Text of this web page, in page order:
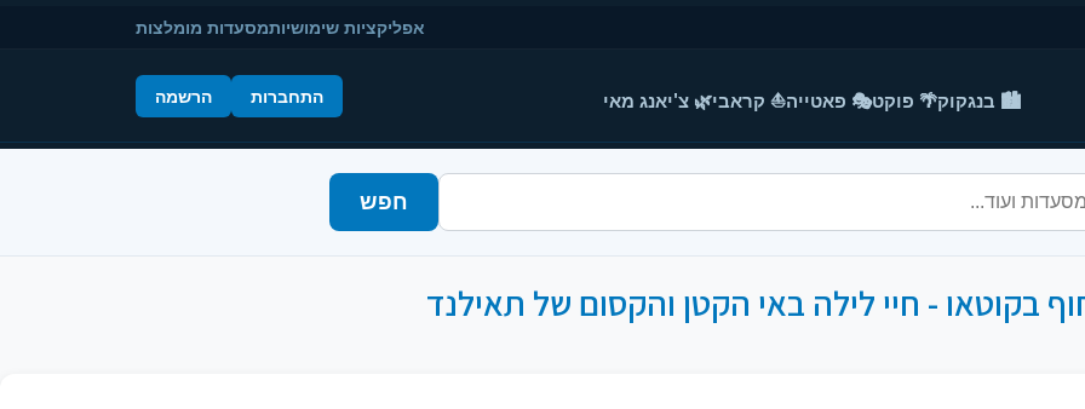
אפליקציות שימושיותמסעדות מומלצות
🏙️ בנגקוק🌴 פוקט🎭 פאטייה⛵ קראבי🌿 צ'יאנג מאי התחברות הרשמה
חפש
בקוטאו - חיי לילה באי הקטן והקסום של תאילנד